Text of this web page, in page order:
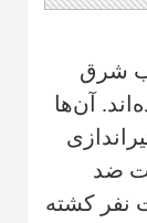
شرق
آن‌ها
ضد
نفر کشته